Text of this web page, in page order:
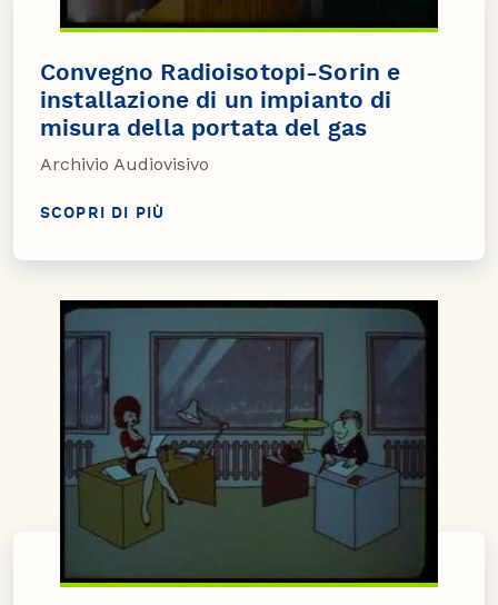
Convegno Radioisotopi-Sorin e
installazione di un impianto di
misura della portata del gas
Archivio Audiovisivo
SCOPRI DI PIÙ